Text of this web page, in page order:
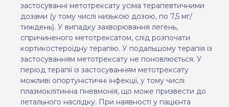
застосуванні метотрексату усіма терапевтичними
дозами (у тому числі низькою дозою, по 7,5 мг/
тиждень). У випадку захворювання легень,
спричиненого метотрексатом, слід розпочати
кортикостероїдну терапію. У подальшому терапія із
застосуванням метотрексату не поновлюється. У
період терапії із застосуванням метотрексату
можливі опортуністичні інфекції, у тому числі
плазмоклітинна пневмонія, що може призвести до
летального наслідку. При наявності у пацієнта